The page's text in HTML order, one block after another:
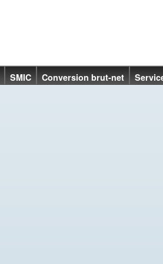
SMIC Conversion brut-net